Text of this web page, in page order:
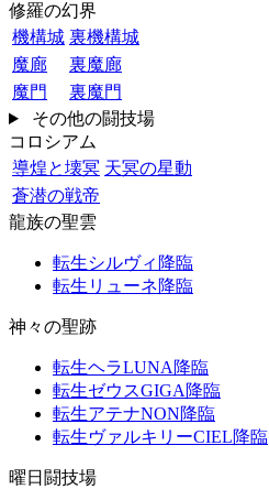
修羅の幻界
機構城 裏機構城
魔廊
裏魔廊
魔門
裏魔門
その他の闘技場
コロシアム
導煌と壊冥 天冥の星動
蒼潜の戦帝
龍族の聖雲
転生シルヴィ降臨
転生リューネ降臨
神々の聖跡
転生ヘラLUNA降臨
転生ゼウスGIGA降臨
転生アテナNON降臨
転生ヴァルキリーCIEL降臨
曜日闘技場